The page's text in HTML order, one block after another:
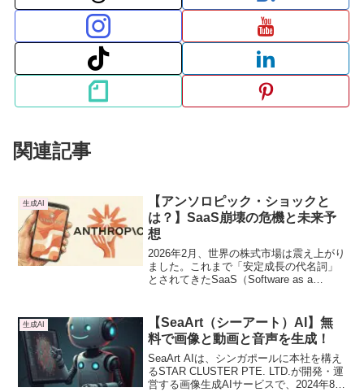
関連記事
生成AI
【アンソロピック・ショックと
は？】SaaS崩壊の危機と未来予
想
2026年2月、世界の株式市場は震え上がり
ました。これまで「安定成長の代名詞」
とされてきたSaaS（Software as a
は、「アンソロピック・ショック
（Anthropic Shock）」と呼ばれていま
す。本記事では、この衝撃的な出来事の
全貌を解き明かし、恐怖の先にある「新
しい勝機」について、解説します。
生成AI
【SeaArt（シーアート）AI】無
料で画像と動画と音声を生成！
SeaArt AIは、シンガポールに本社を構え
るSTAR CLUSTER PTE. LTD.が開発・運
営する画像生成AIサービスで、2024年8月